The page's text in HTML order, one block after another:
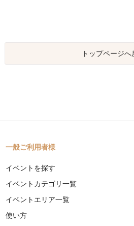
トップページへ
一般ご利用者様
イベントを探す
イベントカテゴリ一覧
イベントエリア一覧
使い方